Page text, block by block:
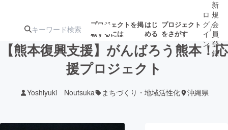
プロジェクトを掲
載するには
はじ
める
プロジェクト
をさがす
ジェクト
ターン
ジェクト
募集終了が近いプ
ロジェクト
もうすぐ公開
されます
ロ
グ
イ
ン
/
新
規
会
員
登
録
【熊本復興支援】がんばろう熊本！応
援プロジェクト
Yoshiyuki Noutsuka まちづくり・地域活性化 沖縄県